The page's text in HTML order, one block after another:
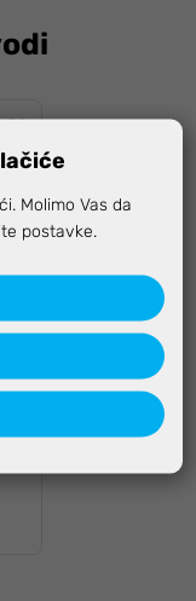
Molimo Vas da
postavke.